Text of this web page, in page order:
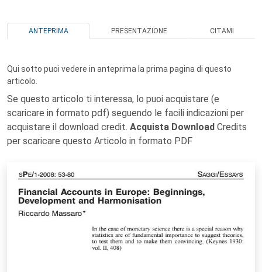
ANTEPRIMA PRESENTAZIONE CITAMI
Qui sotto puoi vedere in anteprima la prima pagina di questo
articolo.
Se questo articolo ti interessa, lo puoi acquistare (e
scaricare in formato pdf) seguendo le facili indicazioni per
acquistare il download credit. Acquista Download Credits
per scaricare questo Articolo in formato PDF